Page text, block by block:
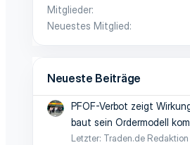
Mitglieder
Neuestes Mitglied
Neueste Beiträge
PFOF-Verbot zeigt
baut sein Ordermodell
Letzter: Traden.de Redaktion